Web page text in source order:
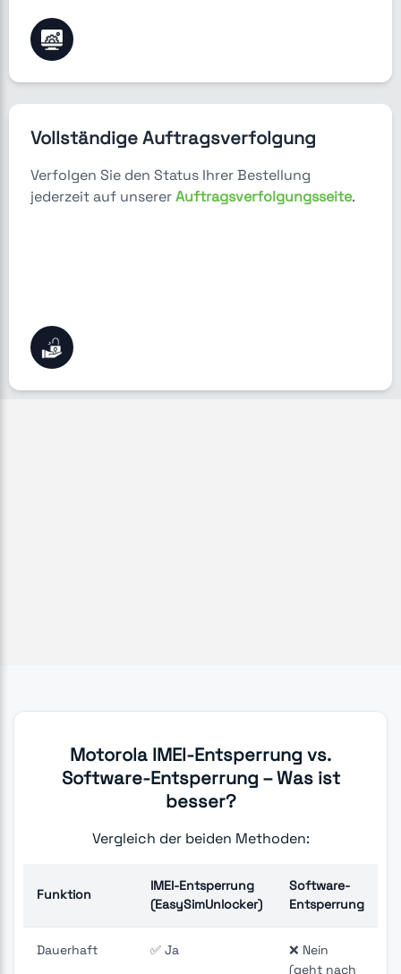
Vollständige Auftragsverfolgung
Verfolgen Sie den Status Ihrer Bestellung
jederzeit auf unsererAuftragsverfolgungsseite.
Motorola IMEI-Entsperrung vs.
Software-Entsperrung – Was ist
besser?
Vergleich der beiden Methoden:
Funktion
IMEI-Entsperrung
(EasySimUnlocker)
Software-
Entsperrung
Dauerhaft ✅ Ja
❌ Nein
(geht nach